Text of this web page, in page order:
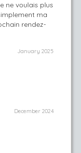
ne voulais plus
ma
rendez-
January 2025
December 2024